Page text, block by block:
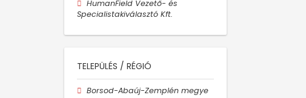
HumanField Vezető- és
Specialistakiválasztó Kft.
TELEPÜLÉS / RÉGIÓ
Borsod-Abaúj-Zemplén megye